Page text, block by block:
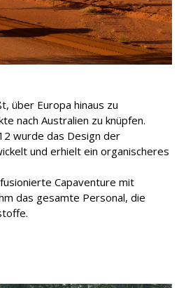
über Europa hinaus zu
nach Australien zu knüpfen.
wurde das Design der
und erhielt ein organischeres
Capaventure mit
das gesamte Personal, die